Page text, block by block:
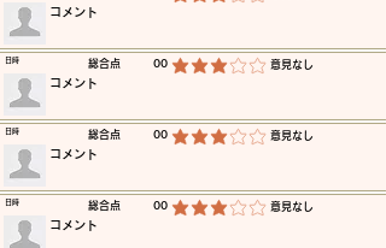
​コメント
​総合点 00 平均評価 3 /5 ​意見なし
​日時
​コメント
​総合点 00 平均評価 3 /5 ​意見なし
​日時
​コメント
​総合点 00 平均評価 3 /5 ​意見なし
​日時
​コメント